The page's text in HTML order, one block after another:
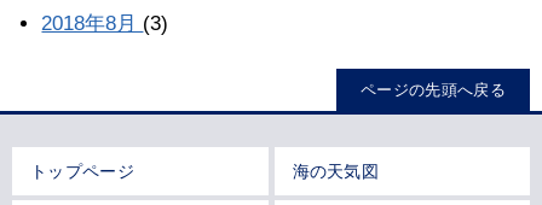
2018年8月 (3)
ページの先頭へ戻る
トップページ 海の天気図